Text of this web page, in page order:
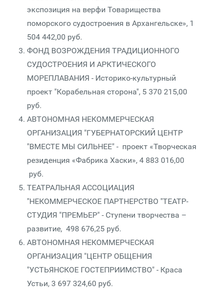
экспозиция на верфи Товарищества
поморского судостроения в Архангельске», 1
504 442,00 руб.
ФОНД ВОЗРОЖДЕНИЯ ТРАДИЦИОННОГО
СУДОСТРОЕНИЯ И АРКТИЧЕСКОГО
МОРЕПЛАВАНИЯ - Историко-культурный
проект "Корабельная сторона", 5 370 215,00
руб.
АВТОНОМНАЯ НЕКОММЕРЧЕСКАЯ
ОРГАНИЗАЦИЯ "ГУБЕРНАТОРСКИЙ ЦЕНТР
"ВМЕСТЕ МЫ СИЛЬНЕЕ" - проект «Творческая
резиденция «Фабрика Хаски», 4 883 016,00
руб.
ТЕАТРАЛЬНАЯ АССОЦИАЦИЯ
"НЕКОММЕРЧЕСКОЕ ПАРТНЕРСТВО "ТЕАТР-
СТУДИЯ "ПРЕМЬЕР" - Ступени творчества –
развитие, 498 676,25 руб.
АВТОНОМНАЯ НЕКОММЕРЧЕСКАЯ
ОРГАНИЗАЦИЯ "ЦЕНТР ОБЩЕНИЯ
"УСТЬЯНСКОЕ ГОСТЕПРИИМСТВО" - Краса
Устьи, 3 697 324,60 руб.